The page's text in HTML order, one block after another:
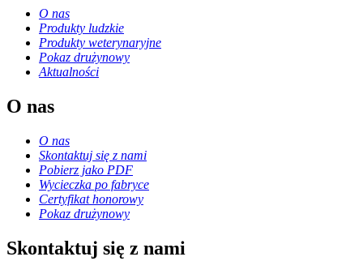
O nas
Produkty ludzkie
Produkty weterynaryjne
Pokaz drużynowy
Aktualności
O nas
O nas
Skontaktuj się z nami
Pobierz jako PDF
Wycieczka po fabryce
Certyfikat honorowy
Pokaz drużynowy
Skontaktuj się z nami